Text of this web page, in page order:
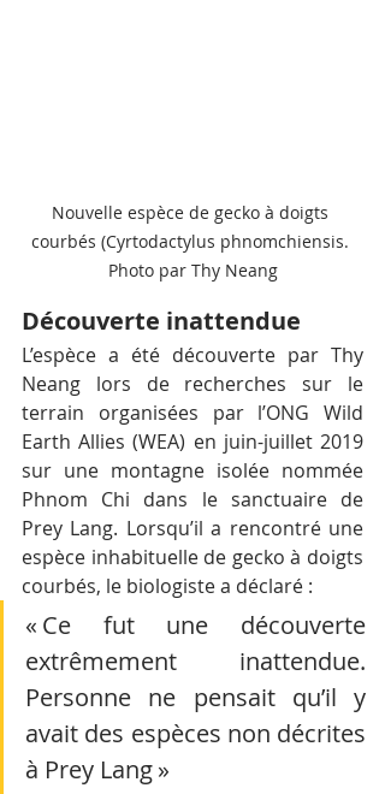
Nouvelle espèce de gecko à doigts
courbés (Cyrtodactylus phnomchiensis.
Photo par Thy Neang
Découverte inattendue
L’espèce a été découverte par Thy
Neang lors de recherches sur le
terrain organisées par l’ONG Wild
Earth Allies (WEA) en juin-juillet 2019
sur une montagne isolée nommée
Phnom Chi dans le sanctuaire de
Prey Lang. Lorsqu’il a rencontré une
espèce inhabituelle de gecko à doigts
courbés, le biologiste a déclaré :
« Ce fut une découverte
extrêmement inattendue.
Personne ne pensait qu’il y
avait des espèces non décrites
à Prey Lang »